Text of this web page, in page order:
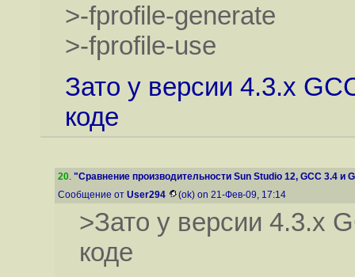
>-fprofile-generate
>-fprofile-use
Зато у версии 4.3.x
коде
20. "Сравнение производительности Sun Studio 12, GCC 3.4 и
Сообщение от User294 (ok) on 21-Фев-09, 17:14
>Зато у версии 4.3.x
коде